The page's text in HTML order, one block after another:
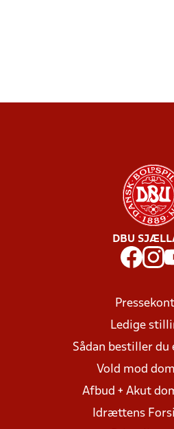
DBU
Ledige
Sådan bestiller du
Vold mod
Afbud + Akut
Idrættens